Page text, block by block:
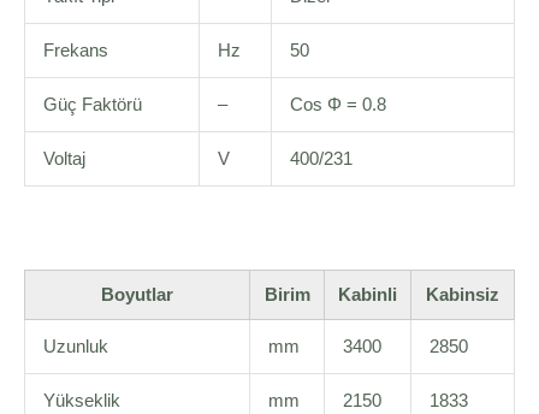
Frekans Hz 50
Güç Faktörü – Cos Φ = 0.8
Voltaj V 400/231
Boyutlar Birim Kabinli Kabinsiz
Uzunluk mm 3400 2850
Yükseklik mm 2150 1833